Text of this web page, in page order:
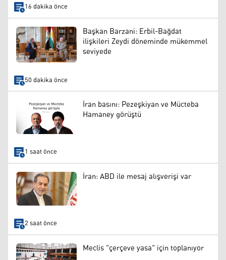
16 dakika önce
Başkan Barzani: Erbil-Bağdat
ilişkileri Zeydi döneminde mükemmel
seviyede
50 dakika önce
İran basını: Pezeşkiyan ve Mücteba
Hamaney görüştü
1 saat önce
İran: ABD ile mesaj alışverişi var
2 saat önce
Meclis "çerçeve yasa" için toplanıyor